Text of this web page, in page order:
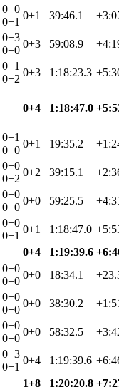
0+0
0+1
0+1 39:46.1
0+3
0+0
0+3 59:08.9
0+1
0+2
0+3 1:18:23.3
0+4 1:18:47.0
0+1
0+0
0+1 19:35.2
0+0
0+2
0+2 39:15.1
0+0
0+0
0+0 59:25.5
0+0
0+1
0+1 1:18:47.0
0+4 1:19:39.6
0+0
0+0
0+0 18:34.1
0+0
0+0
0+0 38:30.2
0+0
0+0
0+0 58:32.5
0+3
0+1
0+4 1:19:39.6
1+8 1:20:20.8